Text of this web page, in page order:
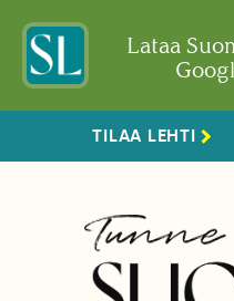
Lataa
TILAA LEHTI